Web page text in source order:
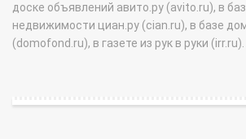
доске объявлений авито.ру (avito.ru), в
недвижимости циан.ру (cian.ru), в базе
(domofond.ru), в газете из рук в руки (irr.ru).